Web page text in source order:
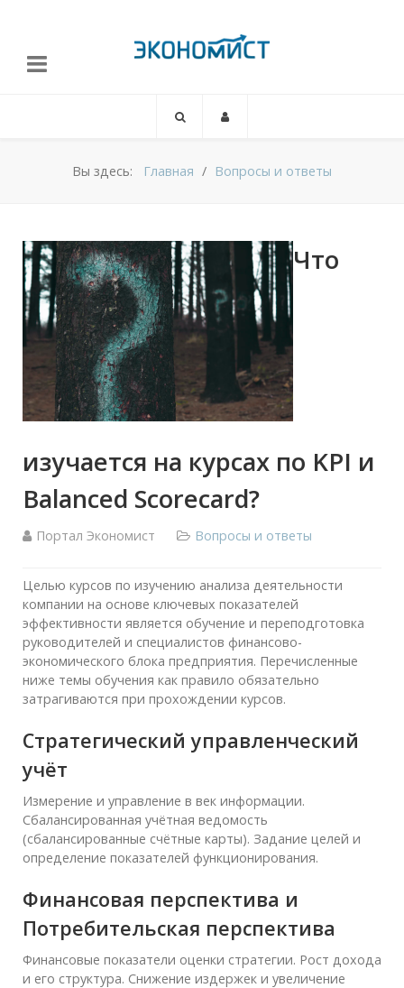
Вы здесь: Главная Вопросы и ответы
Что
изучается на курсах по KPI и
Balanced Scorecard?
Портал Экономист Вопросы и ответы
Целью курсов по изучению анализа деятельности
компании на основе ключевых показателей
эффективности является обучение и переподготовка
руководителей и специалистов финансово-
экономического блока предприятия. Перечисленные
ниже темы обучения как правило обязательно
затрагиваются при прохождении курсов.
Стратегический управленческий
учёт
Измерение и управление в век информации.
Сбалансированная учётная ведомость
(сбалансированные счётные карты). Задание целей и
определение показателей функционирования.
Финансовая перспектива и
Потребительская перспектива
Финансовые показатели оценки стратегии. Рост дохода
и его структура. Снижение издержек и увеличение